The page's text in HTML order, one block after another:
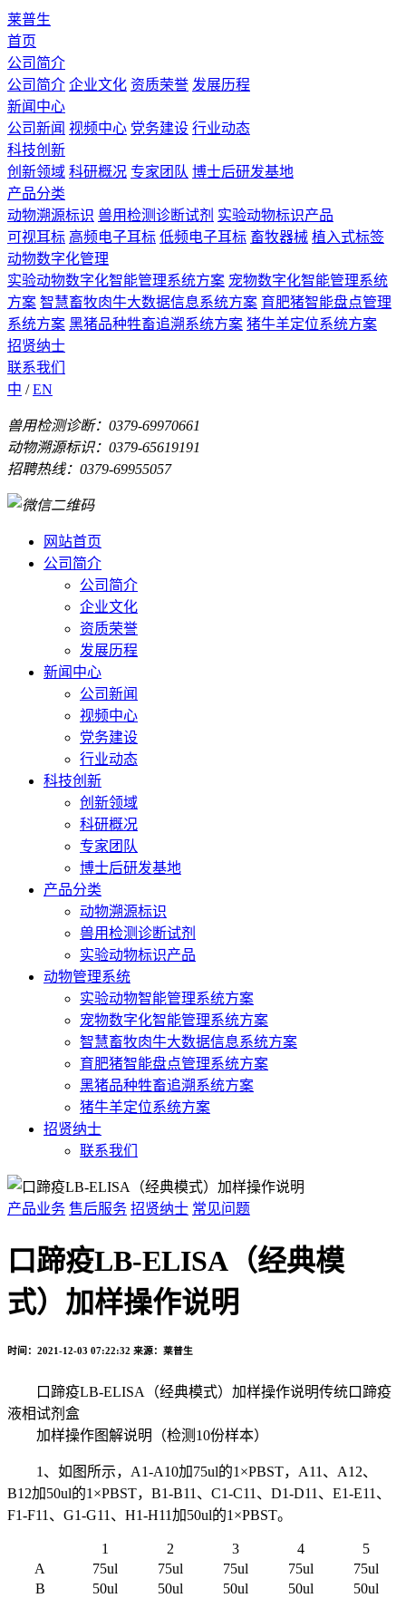
莱普生
首页
公司简介
公司简介 企业文化 资质荣誉 发展历程
新闻中心
公司新闻 视频中心 党务建设 行业动态
科技创新
创新领域 科研概况 专家团队 博士后研发基地
产品分类
动物溯源标识 兽用检测诊断试剂 实验动物标识产品
可视耳标 高频电子耳标 低频电子耳标 畜牧器械 植入式标签
动物数字化管理
实验动物数字化智能管理系统方案 宠物数字化智能管理系统
方案 智慧畜牧肉牛大数据信息系统方案 育肥猪智能盘点管理
系统方案 黑猪品种牲畜追溯系统方案 猪牛羊定位系统方案
招贤纳士
联系我们
中 /EN
兽用检测诊断：0379-69970661
动物溯源标识：0379-65619191
招聘热线：0379-69955057
网站首页
公司简介
公司简介
企业文化
资质荣誉
发展历程
新闻中心
公司新闻
视频中心
党务建设
行业动态
科技创新
创新领域
科研概况
专家团队
博士后研发基地
产品分类
动物溯源标识
兽用检测诊断试剂
实验动物标识产品
动物管理系统
实验动物智能管理系统方案
宠物数字化智能管理系统方案
智慧畜牧肉牛大数据信息系统方案
育肥猪智能盘点管理系统方案
黑猪品种牲畜追溯系统方案
猪牛羊定位系统方案
招贤纳士
联系我们
产品业务 售后服务 招贤纳士 常见问题
口蹄疫LB-ELISA（经典模
式）加样操作说明
时间：2021-12-03 07:22:32 来源：莱普生
口蹄疫LB-ELISA（经典模式）加样操作说明传统口蹄疫
液相试剂盒
加样操作图解说明（检测10份样本）
1、如图所示，A1-A10加75ul的1×PBST，A11、A12、
B12加50ul的1×PBST，B1-B11、C1-C11、D1-D11、E1-E11、
F1-F11、G1-G11、H1-H11加50ul的1×PBST。
1 2 3 4
5
A
75ul 75ul 75ul 75ul
75ul
B
50ul 50ul 50ul 50ul
50ul